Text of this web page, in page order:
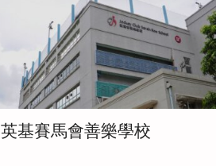
英基賽馬會善樂學校